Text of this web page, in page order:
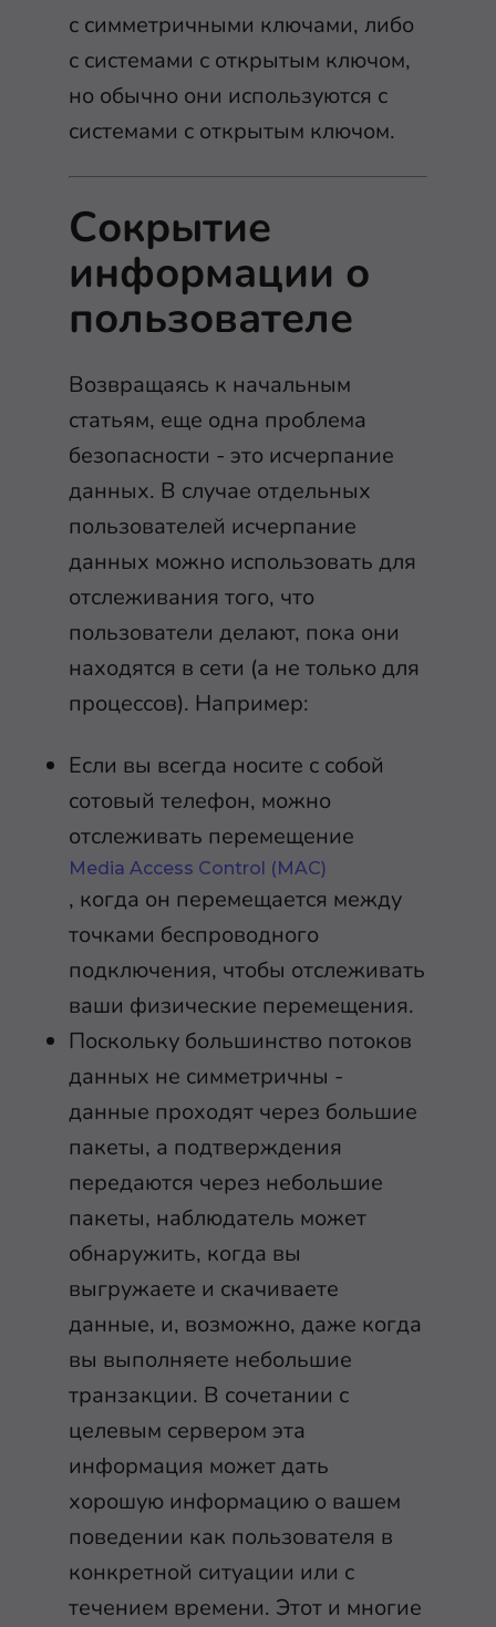
с симметричными ключами, либо
с системами с открытым ключом,
но обычно они используются с
системами с открытым ключом.
Сокрытие
информации о
пользователе
Возвращаясь к начальным
статьям, еще одна проблема
безопасности - это исчерпание
данных. В случае отдельных
пользователей исчерпание
данных можно использовать для
отслеживания того, что
пользователи делают, пока они
находятся в сети (а не только для
процессов). Например:
Если вы всегда носите с собой
сотовый телефон, можно
отслеживать перемещение
Media Access Control (MAC)
, когда он перемещается между
точками беспроводного
подключения, чтобы отслеживать
ваши физические перемещения.
Поскольку большинство потоков
данных не симметричны -
данные проходят через большие
пакеты, а подтверждения
передаются через небольшие
пакеты, наблюдатель может
обнаружить, когда вы
выгружаете и скачиваете
данные, и, возможно, даже когда
вы выполняете небольшие
транзакции. В сочетании с
целевым сервером эта
информация может дать
хорошую информацию о вашем
поведении как пользователя в
конкретной ситуации или с
течением времени. Этот и многие